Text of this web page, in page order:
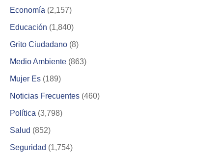
Economía (2,157)
Educación (1,840)
Grito Ciudadano (8)
Medio Ambiente (863)
Mujer Es (189)
Noticias Frecuentes (460)
Política (3,798)
Salud (852)
Seguridad (1,754)